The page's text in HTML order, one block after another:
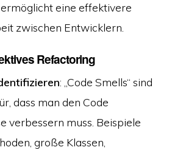
eine effektivere
zwischen Entwicklern.
Refactoring
: „Code Smells“ sind
dass man den Code
verbessern muss. Beispiele
große Klassen,